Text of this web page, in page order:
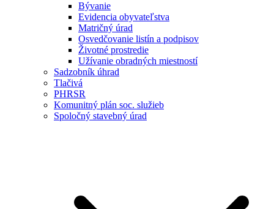
Bývanie
Evidencia obyvateľstva
Matričný úrad
Osvedčovanie listín a podpisov
Životné prostredie
Užívanie obradných miestností
Sadzobník úhrad
Tlačivá
PHRSR
Komunitný plán soc. služieb
Spoločný stavebný úrad